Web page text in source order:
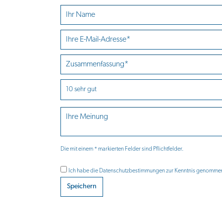
Die mit einem * markierten Felder sind Pflichtfelder.
Ich habe die Datenschutzbestimmungenzur Kenntnis
Speichern